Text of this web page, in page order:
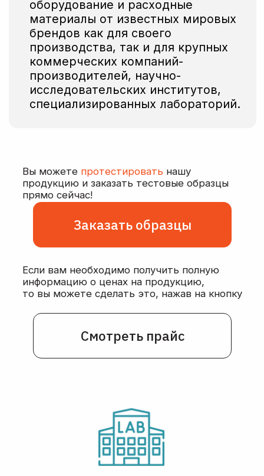
Оптимизация состава
под нужды заказчика,
подготовка
к лиофилизации
Безопасная и оперативная
доставка заказов
по всей России
order@belbiolab.ru
Почта
Соц сети